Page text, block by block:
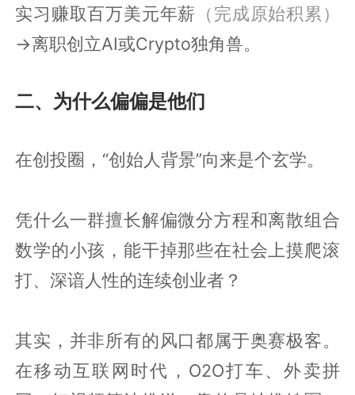
实习赚取百万美元年薪 （完成原始积累）
→离职创立AI或Crypto独角兽。
二、为什么偏偏是他们
在创投圈，“创始人背景”向来是个玄学。
凭什么一群擅长解偏微分方程和离散组合
数学的小孩，能干掉那些在社会上摸爬滚
打、深谙人性的连续创业者？
其实，并非所有的风口都属于奥赛极客。
在移动互联网时代，O2O打车、外卖拼